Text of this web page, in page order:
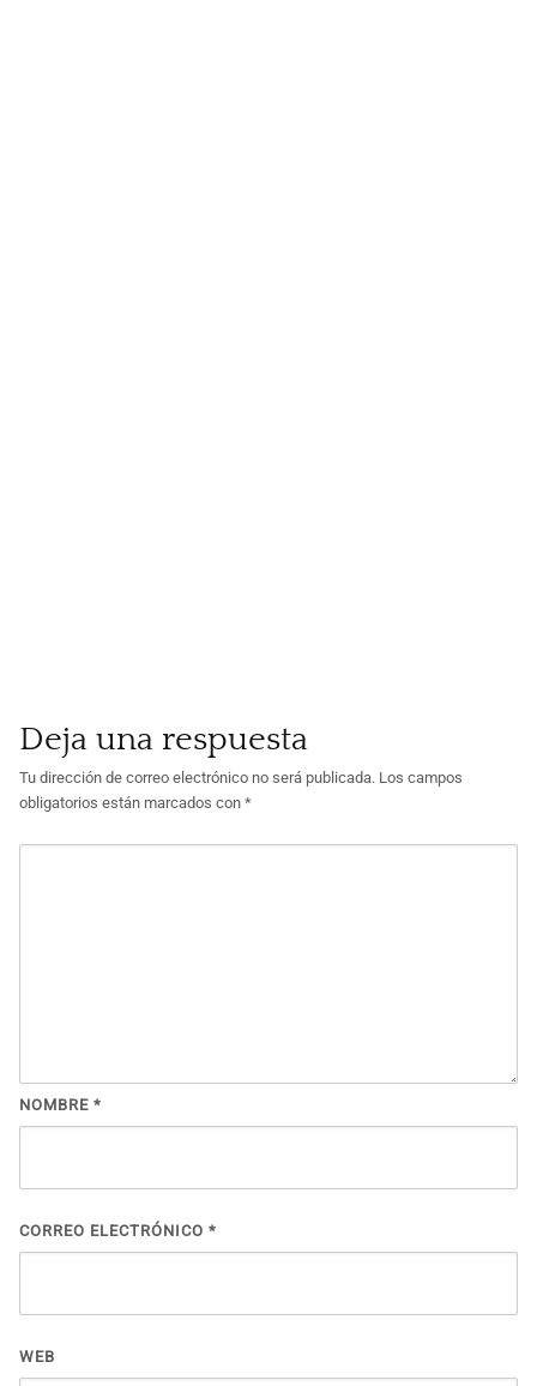
Deja una respuesta
Tu dirección de correo electrónico no será publicada. Los campos
obligatorios están marcados con *
NOMBRE *
CORREO ELECTRÓNICO *
WEB